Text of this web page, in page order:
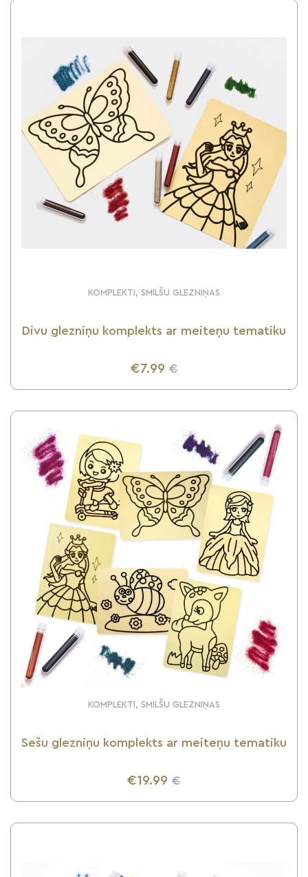
KOMPLEKTI, SMILŠU GLEZNIŅAS
Divu glezniņu komplekts ar meiteņu tematiku
€7.99 €
UZZINI VAIRĀK
KOMPLEKTI, SMILŠU GLEZNIŅAS
Sešu glezniņu komplekts ar meiteņu tematiku
€19.99 €
UZZINI VAIRĀK